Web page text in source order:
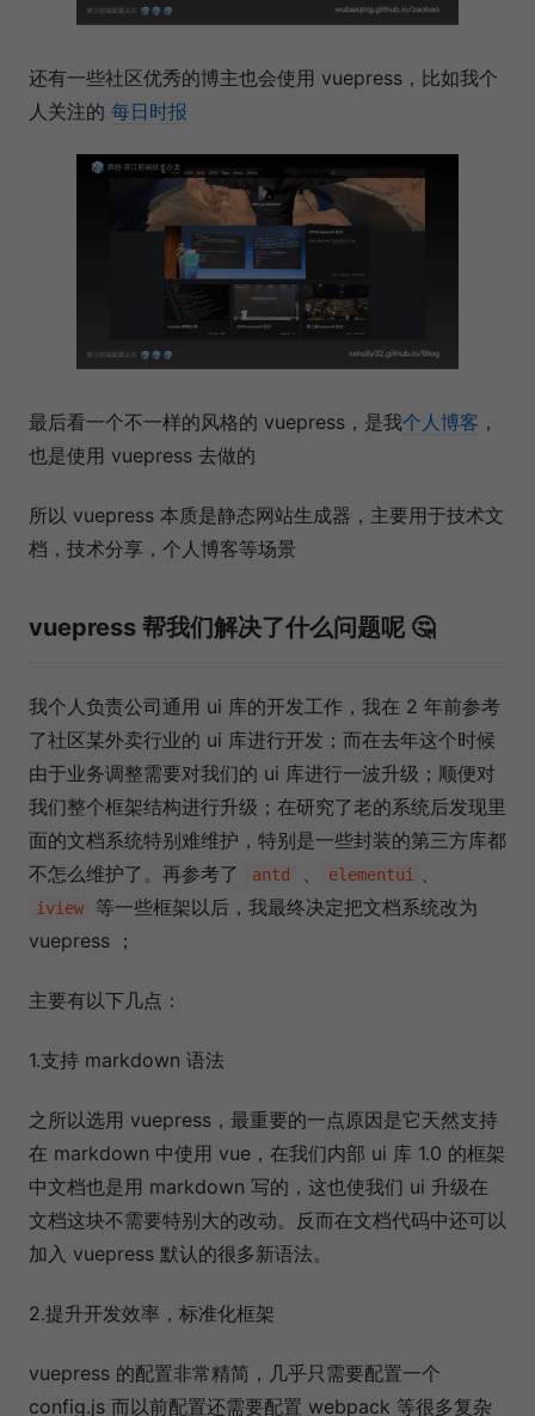
还有一些社区优秀的博主也会使用 vuepress，比如我个
人关注的 每日时报
最后看一个不一样的风格的 vuepress，是我个人博客 ，
也是使用 vuepress 去做的
所以 vuepress 本质是静态网站生成器，主要用于技术文
档，技术分享，个人博客等场景
vuepress 帮我们解决了什么问题呢 🤔
我个人负责公司通用 ui 库的开发工作，我在 2 年前参考
了社区某外卖行业的 ui 库进行开发；而在去年这个时候
由于业务调整需要对我们的 ui 库进行一波升级；顺便对
我们整个框架结构进行升级；在研究了老的系统后发现里
面的文档系统特别难维护，特别是一些封装的第三方库都
不怎么维护了。再参考了
antd elementui
iview
等一些框架以后，我最终决定把文档系统改为
vuepress ；
主要有以下几点：
1.支持 markdown 语法
之所以选用 vuepress，最重要的一点原因是它天然支持
在 markdown 中使用 vue，在我们内部 ui 库 1.0 的框架
中文档也是用 markdown 写的，这也使我们 ui 升级在
文档这块不需要特别大的改动。反而在文档代码中还可以
加入 vuepress 默认的很多新语法。
2.提升开发效率，标准化框架
vuepress 的配置非常精简，几乎只需要配置一个
config.js 而以前配置还需要配置 webpack 等很多复杂